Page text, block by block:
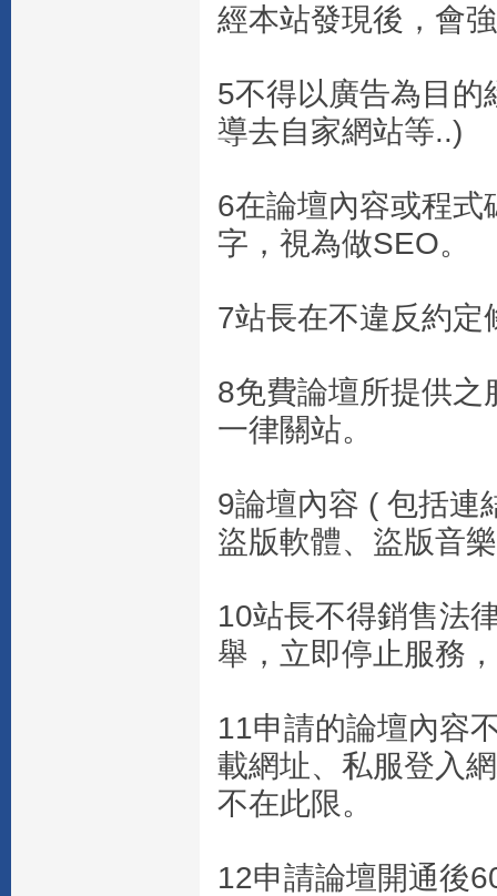
經本站發現後，會
5不得以廣告為目的
導去自家網站等..)
6在論壇內容或程式
字，視為做SEO。
7站長在不違反約定
8免費論壇所提供之
一律關站。
9論壇內容 ( 包括連
盜版軟體、盜版音
10站長不得銷售法
舉，立即停止服務
11申請的論壇內容
載網址、私服登入
不在此限。
12申請論壇開通後